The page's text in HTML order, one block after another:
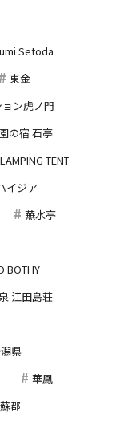
Setoda
東金
ン虎ノ門
の宿 石亭
TENT
イジア
蕪水亭
BOTHY
江田島荘
県
華鳳
郡